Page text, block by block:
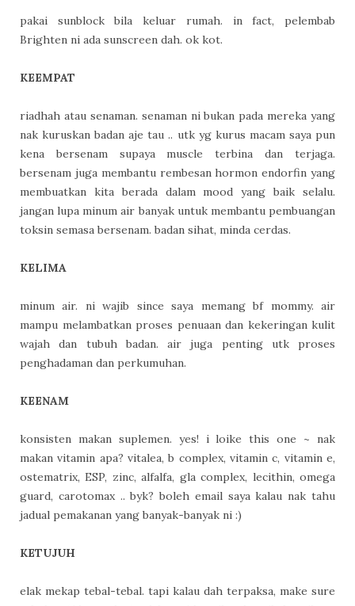
pakai sunblock bila keluar rumah. in fact, pelembab
Brighten ni ada sunscreen dah. ok kot.
KEEMPAT
riadhah atau senaman. senaman ni bukan pada mereka yang
nak kuruskan badan aje tau .. utk yg kurus macam saya pun
kena bersenam supaya muscle terbina dan terjaga.
bersenam juga membantu rembesan hormon endorfin yang
membuatkan kita berada dalam mood yang baik selalu.
jangan lupa minum air banyak untuk membantu pembuangan
toksin semasa bersenam. badan sihat, minda cerdas.
KELIMA
minum air. ni wajib since saya memang bf mommy. air
mampu melambatkan proses penuaan dan kekeringan kulit
wajah dan tubuh badan. air juga penting utk proses
penghadaman dan perkumuhan.
KEENAM
konsisten makan suplemen. yes! i loike this one ~ nak
makan vitamin apa? vitalea, b complex, vitamin c, vitamin e,
ostematrix, ESP, zinc, alfalfa, gla complex, lecithin, omega
guard, carotomax .. byk? boleh email saya kalau nak tahu
jadual pemakanan yang banyak-banyak ni :)
KETUJUH
elak mekap tebal-tebal. tapi kalau dah terpaksa, make sure